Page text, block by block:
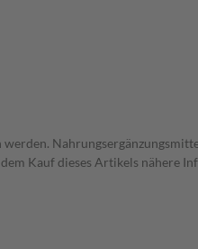
Kauf dieses Artikels nähere